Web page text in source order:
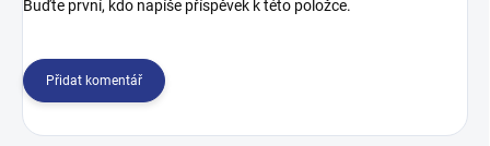
Buďte první, kdo napíše příspěvek k této položce.
Přidat komentář